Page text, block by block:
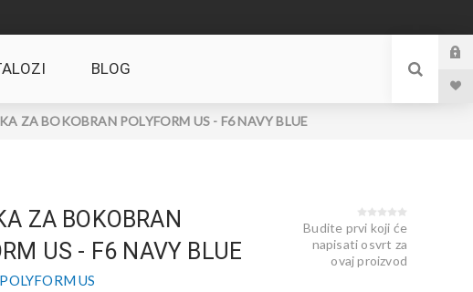
BLOG
ZA BOKOBRAN POLYFORM US - F6 NAVY BLUE
ZA BOKOBRAN
US - F6 NAVY BLUE
POLYFORM US
Budite prvi koji će
napisati osvrt za
ovaj proizvod